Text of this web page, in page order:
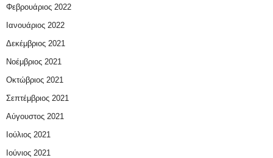
Φεβρουάριος 2022
Ιανουάριος 2022
Δεκέμβριος 2021
Νοέμβριος 2021
Οκτώβριος 2021
Σεπτέμβριος 2021
Αύγουστος 2021
Ιούλιος 2021
Ιούνιος 2021